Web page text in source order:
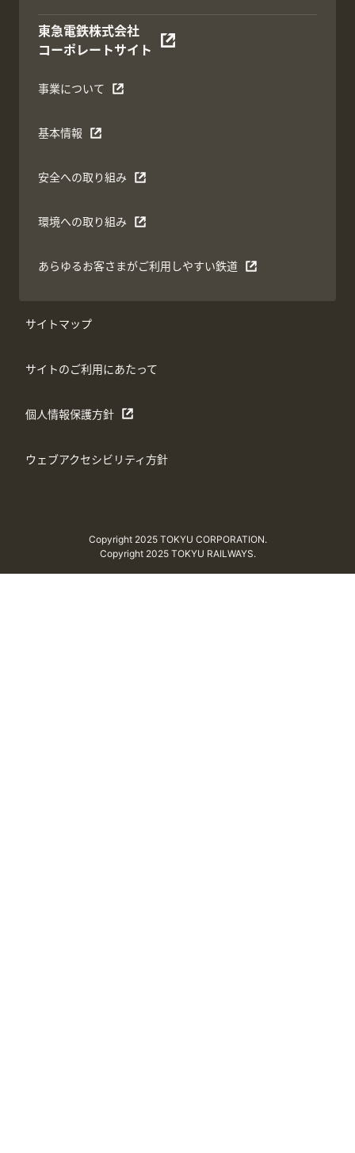
東急電鉄株式会社
コーポレートサイト
事業について
基本情報
安全への取り組み
環境への取り組み
あらゆるお客さまがご利用しやすい鉄道
サイトマップ
サイトのご利用にあたって
個人情報保護方針
ウェブアクセシビリティ方針
Copyright 2025 TOKYU CORPORATION.
Copyright 2025 TOKYU RAILWAYS.